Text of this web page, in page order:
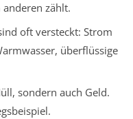
zählt.
oft versteckt: Strom
überflüssige
sondern auch Geld.